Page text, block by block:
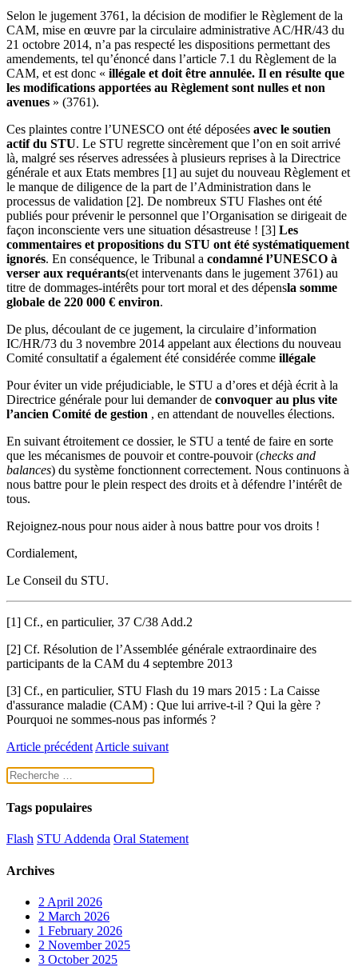
Selon le jugement 3761, la décision de modifier le Règlement de la
CAM, mise en œuvre par la circulaire administrative AC/HR/43 du
21 octobre 2014, n’a pas respecté les dispositions permettant des
amendements, tel qu’énoncé dans l’article 7.1 du Règlement de la
CAM, et est donc « illégale et doit être annulée. Il en résulte que
les modifications apportées au Règlement sont nulles et non
avenues » (3761).
Ces plaintes contre l’UNESCO ont été déposées avec le soutien
actif du STU. Le STU regrette sincèrement que l’on en soit arrivé
là, malgré ses réserves adressées à plusieurs reprises à la Directrice
générale et aux Etats membres [1] au sujet du nouveau Règlement et
le manque de diligence de la part de l’Administration dans le
processus de validation [2]. De nombreux STU Flashes ont été
publiés pour prévenir le personnel que l’Organisation se dirigeait de
façon inconsciente vers une situation désastreuse ! [3] Les
commentaires et propositions du STU ont été systématiquement
ignorés. En conséquence, le Tribunal a condamné l’UNESCO à
verser aux requérants(et intervenants dans le jugement 3761) au
titre de dommages-intérêts pour tort moral et des dépensla somme
globale de 220 000 € environ.
De plus, découlant de ce jugement, la circulaire d’information
IC/HR/73 du 3 novembre 2014 appelant aux élections du nouveau
Comité consultatif a également été considérée comme illégale
Pour éviter un vide préjudiciable, le STU a d’ores et déjà écrit à la
Directrice générale pour lui demander de convoquer au plus vite
l’ancien Comité de gestion , en attendant de nouvelles élections.
En suivant étroitement ce dossier, le STU a tenté de faire en sorte
que les mécanismes de pouvoir et contre-pouvoir (checks and
balances) du système fonctionnent correctement. Nous continuons à
nous battre pour le plein respect des droits et à défendre l’intérêt de
tous.
Rejoignez-nous pour nous aider à nous battre pour vos droits !
Cordialement,
Le Conseil du STU.
[1] Cf., en particulier, 37 C/38 Add.2
[2] Cf. Résolution de l’Assemblée générale extraordinaire des
participants de la CAM du 4 septembre 2013
[3] Cf., en particulier, STU Flash du 19 mars 2015 : La Caisse
d'assurance maladie (CAM) : Que lui arrive-t-il ? Qui la gère ?
Pourquoi ne sommes-nous pas informés ?
Article précédent Article suivant
Tags populaires
Flash STU Addenda Oral Statement
Archives
2 April 2026
2 March 2026
1 February 2026
2 November 2025
3 October 2025